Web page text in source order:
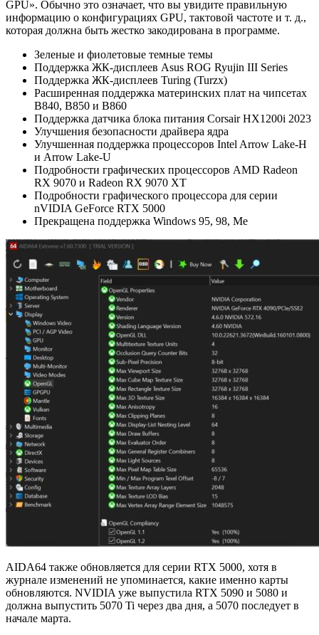
GPU». Обычно это означает, что вы увидите правильную
информацию о конфигурациях GPU, тактовой частоте и т. д.,
которая должна быть жестко закодирована в программе.
Зеленые и фиолетовые темные темы
Поддержка ЖК-дисплеев Asus ROG Ryujin III Series
Поддержка ЖК-дисплеев Turing (Turzx)
Расширенная поддержка материнских плат на чипсетах
B840, B850 и B860
Поддержка датчика блока питания Corsair HX1200i 2023
Улучшения безопасности драйвера ядра
Улучшенная поддержка процессоров Intel Arrow Lake-H
и Arrow Lake-U
Подробности графических процессоров AMD Radeon
RX 9070 и Radeon RX 9070 XT
Подробности графического процессора для серии
nVIDIA GeForce RTX 5000
Прекращена поддержка Windows 95, 98, Me
AIDA64 также обновляется для серии RTX 5000, хотя в
журнале изменений не упоминается, какие именно карты
обновляются. NVIDIA уже выпустила RTX 5090 и 5080 и
должна выпустить 5070 Ti через два дня, а 5070 последует в
начале марта.